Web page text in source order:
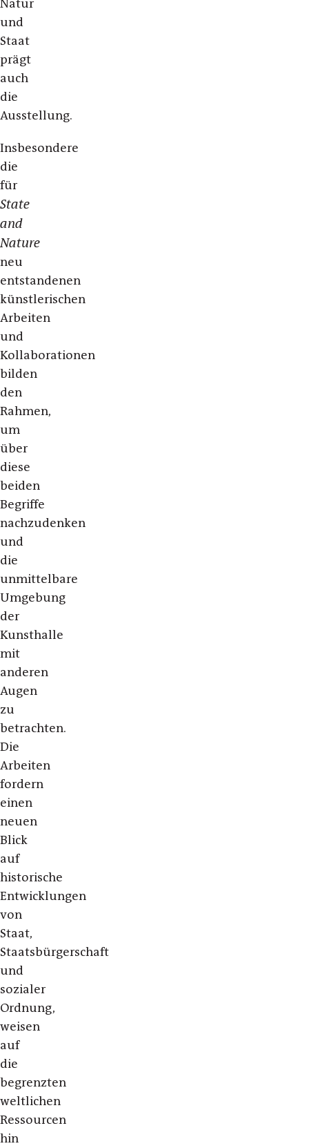
Natur
und
Staat
prägt
auch
die
Ausstellung.
Insbesondere
die
für
State
and
Nature
neu
entstandenen
künstlerischen
Arbeiten
und
Kollaborationen
bilden
den
Rahmen,
um
über
diese
beiden
Begriffe
nachzudenken
und
die
unmittelbare
Umgebung
der
Kunsthalle
mit
anderen
Augen
zu
betrachten.
Die
Arbeiten
fordern
einen
neuen
Blick
auf
historische
Entwicklungen
von
Staat,
Staatsbürgerschaft
und
sozialer
Ordnung,
weisen
auf
die
begrenzten
weltlichen
Ressourcen
hin